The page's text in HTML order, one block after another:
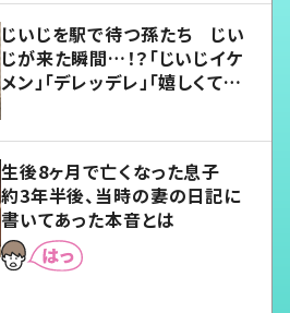
じいじを駅で待つ孫たち じい
じが来た瞬間…！？「じいじイケ
メン」「デレッデレ」「嬉しくて可
生後8ヶ月で亡くなった息子
約3年半後、当時の妻の日記に
書いてあった本音とは